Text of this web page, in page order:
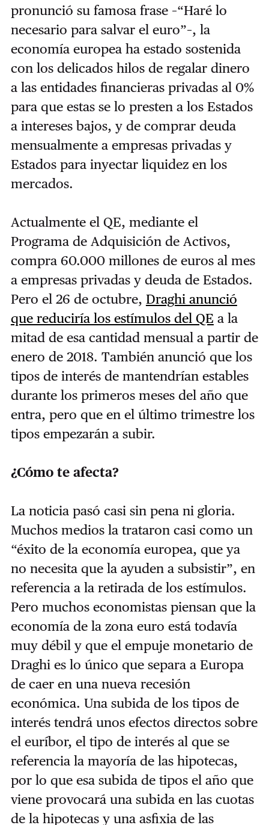
pronunció su famosa frase –“Haré lo
necesario para salvar el euro”–, la
economía europea ha estado sostenida
con los delicados hilos de regalar dinero
a las entidades financieras privadas al 0%
para que estas se lo presten a los Estados
a intereses bajos, y de comprar deuda
mensualmente a empresas privadas y
Estados para inyectar liquidez en los
mercados.
Actualmente el QE, mediante el
Programa de Adquisición de Activos,
compra 60.000 millones de euros al mes
a empresas privadas y deuda de Estados.
Pero el 26 de octubre, Draghi anunció
que reduciría los estímulos del QE a la
mitad de esa cantidad mensual a partir de
enero de 2018. También anunció que los
tipos de interés de mantendrían estables
durante los primeros meses del año que
entra, pero que en el último trimestre los
tipos empezarán a subir.
¿Cómo te afecta?
La noticia pasó casi sin pena ni gloria.
Muchos medios la trataron casi como un
“éxito de la economía europea, que ya
no necesita que la ayuden a subsistir”, en
referencia a la retirada de los estímulos.
Pero muchos economistas piensan que la
economía de la zona euro está todavía
muy débil y que el empuje monetario de
Draghi es lo único que separa a Europa
de caer en una nueva recesión
económica. Una subida de los tipos de
interés tendrá unos efectos directos sobre
el euríbor, el tipo de interés al que se
referencia la mayoría de las hipotecas,
por lo que esa subida de tipos el año que
viene provocará una subida en las cuotas
de la hipotecas y una asfixia de las